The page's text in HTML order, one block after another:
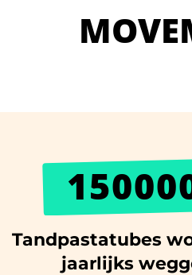
Tandpastatubes
jaarlijks